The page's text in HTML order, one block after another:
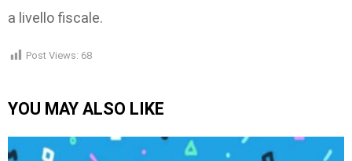
a livello fiscale.
Post Views: 68
YOU MAY ALSO LIKE